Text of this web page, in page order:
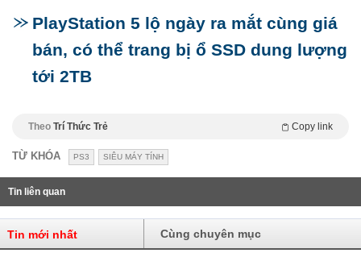
PlayStation 5 lộ ngày ra mắt cùng giá
bán, có thể trang bị ổ SSD dung lượng
tới 2TB
Theo Trí Thức Trẻ Copy link
TỪ KHÓA PS3 SIÊU MÁY TÍNH
Tin liên quan
Tin mới nhất Cùng chuyên mục